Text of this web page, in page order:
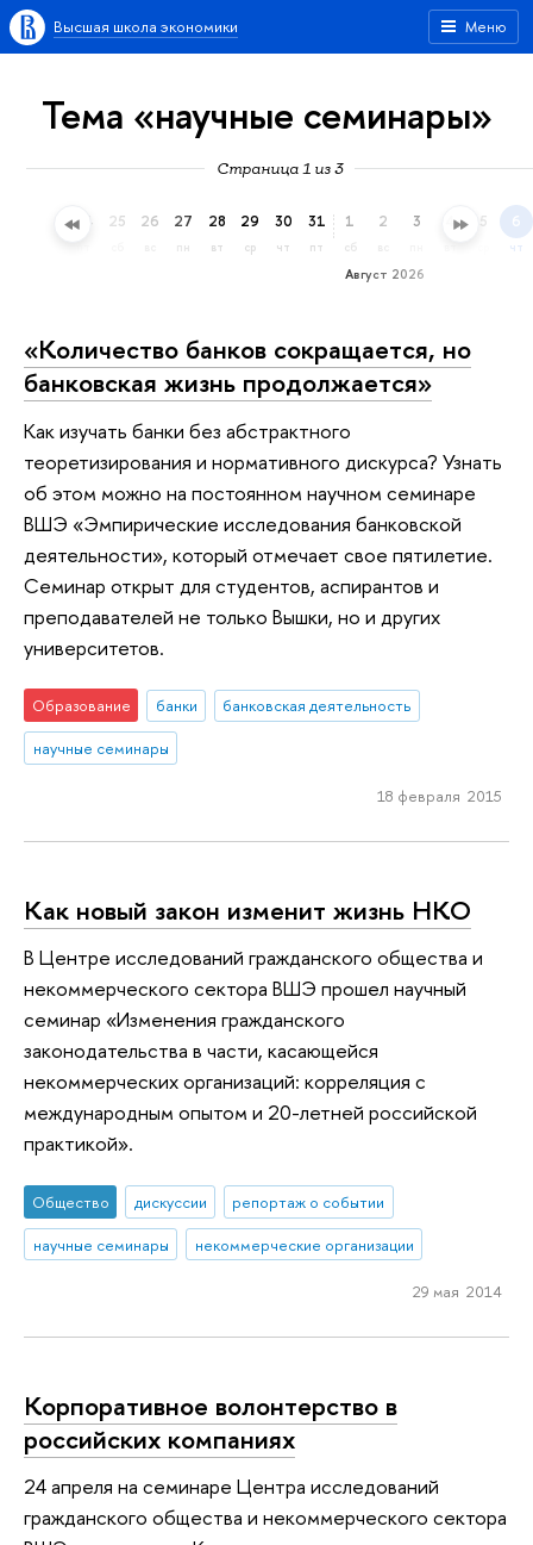
Меню
Высшая школа экономики
Тема «научные семинары»
Страница 1 из 3
24 25 26 27
пн
28
вт
29
ср
30
чт
31
пт
Август 2026
1
сб
2 3 4 5 6
чт
«Количество банков сокращается, но
банковская жизнь продолжается»
Как изучать банки без абстрактного
теоретизирования и нормативного дискурса? Узнать
об этом можно на постоянном научном семинаре
ВШЭ «Эмпирические исследования банковской
деятельности», который отмечает свое пятилетие.
Семинар открыт для студентов, аспирантов и
преподавателей не только Вышки, но и других
университетов.
Образование банки
банковская деятельность
научные семинары
18 февраля 2015
Как новый закон изменит жизнь НКО
В Центре исследований гражданского общества и
некоммерческого сектора ВШЭ прошел научный
семинар «Изменения гражданского
законодательства в части, касающейся
некоммерческих организаций: корреляция с
международным опытом и 20-летней российской
практикой».
Общество дискуссии
репортаж о событии
научные семинары
некоммерческие организации
29 мая 2014
Корпоративное волонтерство в
российских компаниях
24 апреля на семинаре Центра исследований
гражданского общества и некоммерческого сектора